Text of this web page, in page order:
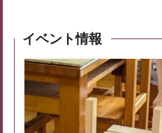
イベント情報